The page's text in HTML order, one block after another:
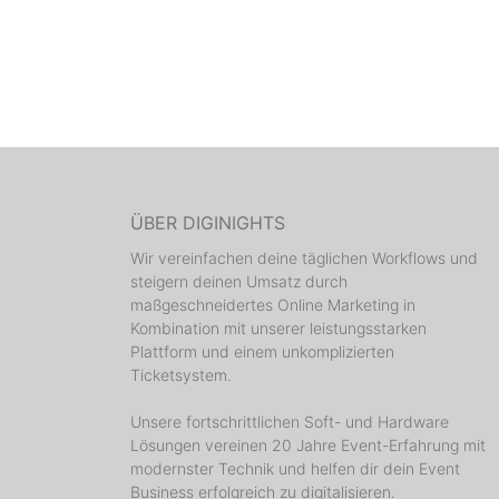
ÜBER DIGINIGHTS
Wir vereinfachen deine täglichen Workflows und
steigern deinen Umsatz durch
maßgeschneidertes Online Marketing in
Kombination mit unserer leistungsstarken
Plattform und einem unkomplizierten
Ticketsystem.
Unsere fortschrittlichen Soft- und Hardware
Lösungen vereinen 20 Jahre Event-Erfahrung mit
modernster Technik und helfen dir dein Event
Business erfolgreich zu digitalisieren.